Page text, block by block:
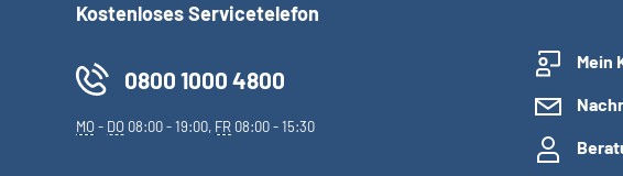
Kostenloses Servicetelefon
0800 1000 4800
MO- DO 08:00 - 19:00, FR 08:00 - 15:30
Mein